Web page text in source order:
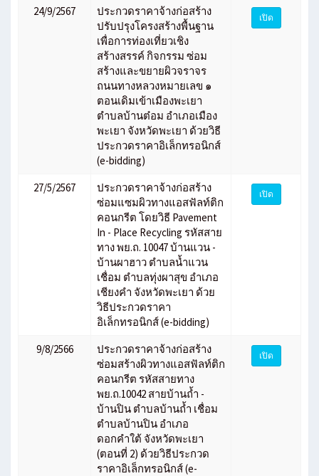
24/9/2567
ประกวดราคาจ้างก่อสร้าง
ปรับปรุงโครงสร้างพื้นฐาน
เพื่อการท่องเที่ยวเชิง
สร้างสรรค์ กิจกรรม ซ่อม
สร้างและขยายผิวจราจร
ถนนทางหลวงหมายเลข ๑
ตอนเดิมเข้าเมืองพะเยา
ตำบลบ้านต๋อม อำเภอเมือง
พะเยา จังหวัดพะเยา ด้วยวิธี
ประกวดราคาอิเล็กทรอนิกส์
(e-bidding)
เปิด
27/5/2567
ประกวดราคาจ้างก่อสร้าง
ซ่อมแซมผิวทางแอสฟัลท์ติก
คอนกรีต โดยวิธี Pavement
In - Place Recycling รหัสสาย
ทาง พย.ถ. 10047 บ้านแวน -
บ้านผาฮาว ตำบลน้ำแวน
เชื่อม ตำบลทุ่งผาสุข อำเภอ
เชียงคำ จังหวัดพะเยา ด้วย
วิธีประกวดราคา
อิเล็กทรอนิกส์ (e-bidding)
เปิด
9/8/2566
ประกวดราคาจ้างก่อสร้าง
ซ่อมสร้างผิวทางแอสฟัลท์ติก
คอนกรีต รหัสสายทาง
พย.ถ.10042 สายบ้านถ้ำ -
บ้านปิน ตำบลบ้านถ้ำ เชื่อม
ตำบลบ้านปิน อำเภอ
ดอกคำใต้ จังหวัดพะเยา
(ตอนที่ 2) ด้วยวิธีประกวด
ราคาอิเล็กทรอนิกส์ (e-
เปิด